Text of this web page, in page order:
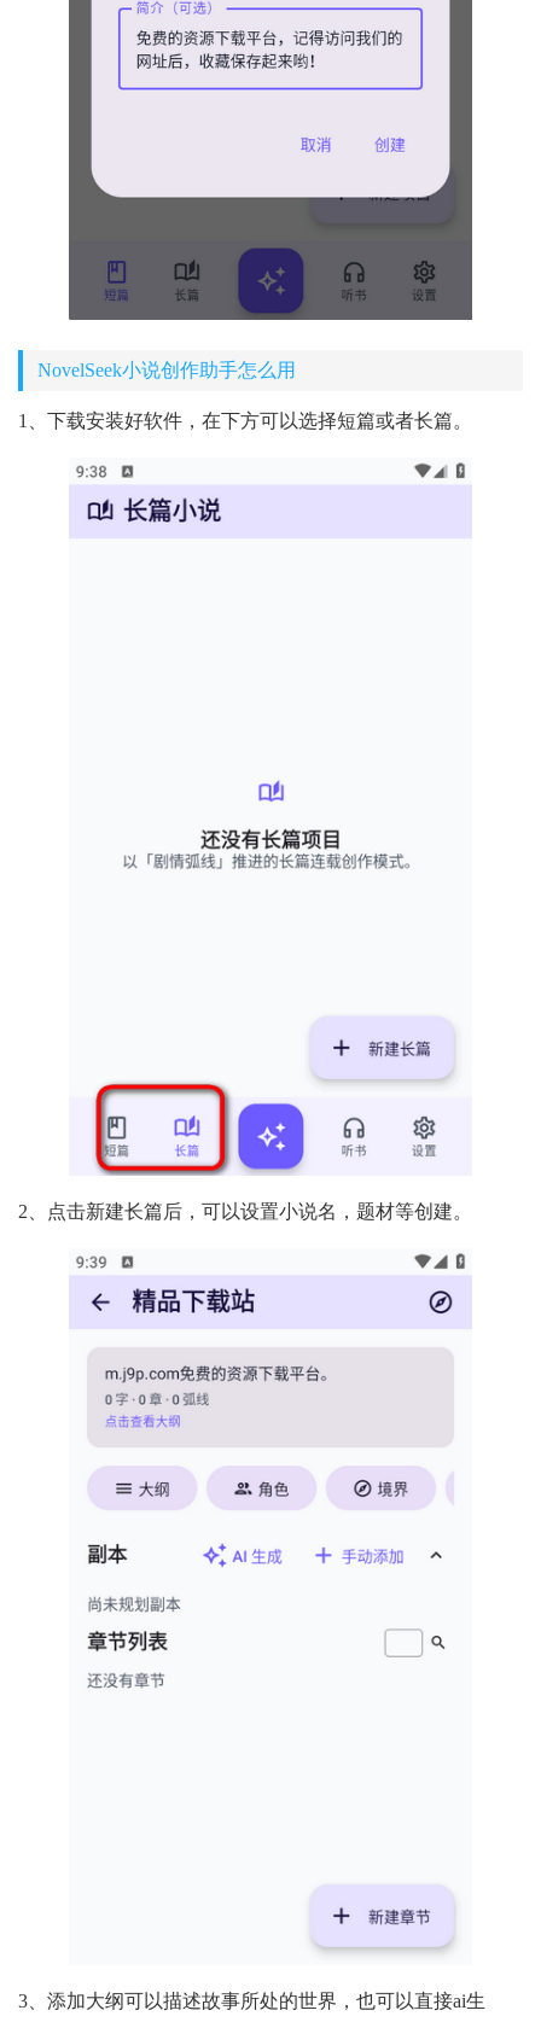
NovelSeek小说创作助手怎么用
1、下载安装好软件，在下方可以选择短篇或者长篇。
2、点击新建长篇后，可以设置小说名，题材等创建。
3、添加大纲可以描述故事所处的世界，也可以直接ai生